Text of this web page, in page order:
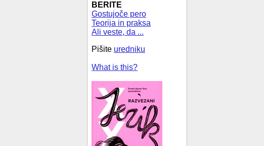
BERITE
Gostujoče pero
Teorija in praksa
Ali veste, da ...
Pišite uredniku
What is this?